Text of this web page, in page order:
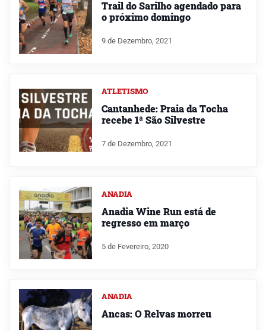
Trail do Sarilho agendado para
o próximo domingo
9 de Dezembro, 2021
ATLETISMO
Cantanhede: Praia da Tocha
recebe 1ª São Silvestre
7 de Dezembro, 2021
ANADIA
Anadia Wine Run está de
regresso em março
5 de Fevereiro, 2020
ANADIA
Ancas: O Relvas morreu